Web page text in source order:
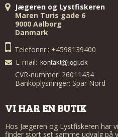
Jægeren og Lystfiskeren
Maren Turis gade 6
9000 Aalborg
Danmark
Telefonnr.: +4598139400
E-mail:
CVR-nummer: 26011434
Bankoplysninger: Spar Nord
VI HAR EN BUTIK
Hos Jægeren og Lystfiskeren har
finder stort set samme udvalg på